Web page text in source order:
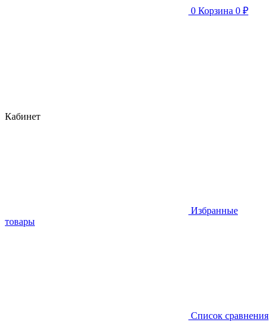
0 Корзина 0 ₽
Кабинет
Избранные
товары
Список сравнения